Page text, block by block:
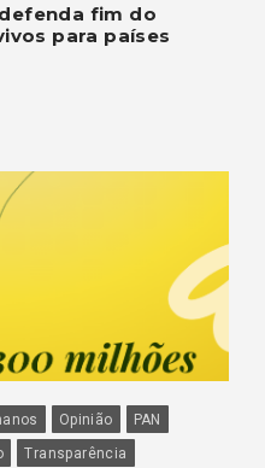
fim do
para países
Opinião
PAN
Transparência